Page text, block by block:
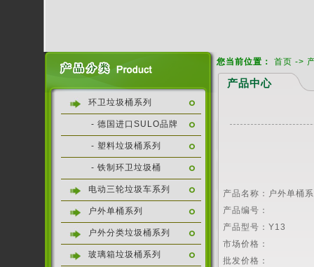
环卫垃圾桶系列
- 德国进口SULO品牌
- 塑料垃圾桶系列
- 铁制环卫垃圾桶
电动三轮垃圾车系列
户外单桶系列
户外分类垃圾桶系列
玻璃箱垃圾桶系列
您当前位置： 首页 ->
产品中心
产品名称：户外单桶
产品编号：
产品型号：Y13
市场价格：
批发价格：